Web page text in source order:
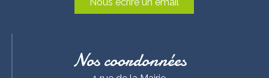
Nous écrire un email
Nos coordonnées